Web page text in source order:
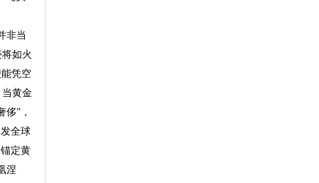
非当
如火
凭空
黄金
”，
全球
定黄
涅